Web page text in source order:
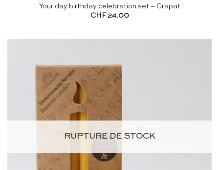
Your day birthday celebration set – Grapat
CHF 24.00
RUPTURE DE STOCK